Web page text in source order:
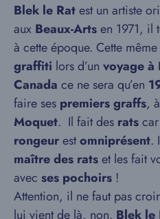
Blek le Ratest un artiste
aux Beaux-Artsen 1971, il
à cette époque. Cette
graffiti lors d’un voyage à
Canada ce ne sera qu’en
faire ses premiers graffs,
Moquet. Il fait des rats
rongeurestomniprésent.
maître des ratset les fait
avec ses pochoirs !
Attention, il ne faut pas
lui vient de là, non. Blek le